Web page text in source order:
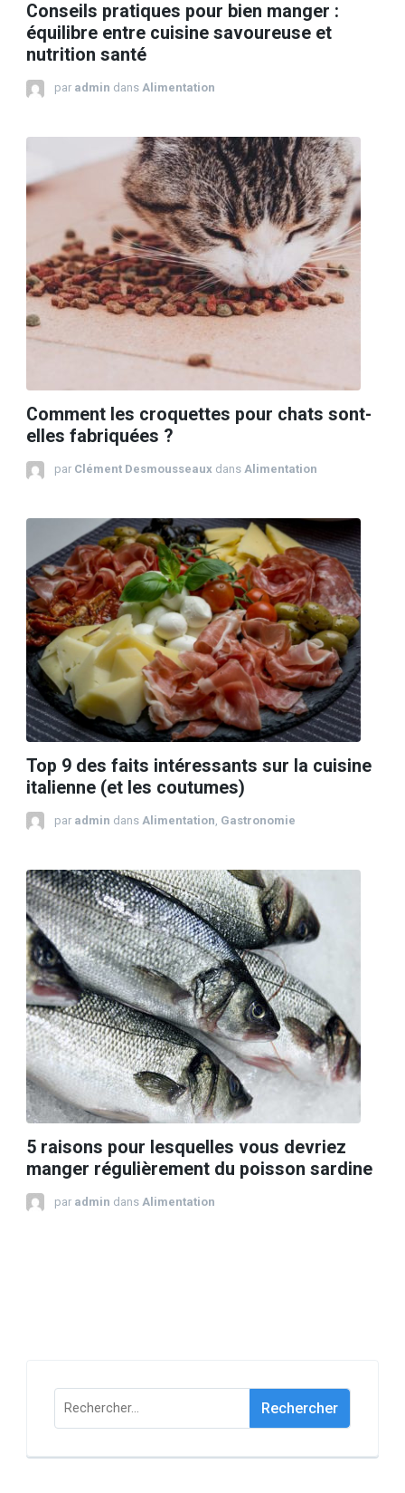
Conseils pratiques pour bien manger :
équilibre entre cuisine savoureuse et
nutrition santé
par admin dans Alimentation
Comment les croquettes pour chats sont-
elles fabriquées ?
par Clément Desmousseaux dans Alimentation
Top 9 des faits intéressants sur la cuisine
italienne (et les coutumes)
par admin dans Alimentation Gastronomie
5 raisons pour lesquelles vous devriez
manger régulièrement du poisson sardine
par admin dans Alimentation
Rechercher :